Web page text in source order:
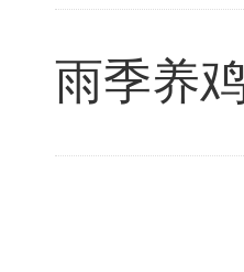
雨季养